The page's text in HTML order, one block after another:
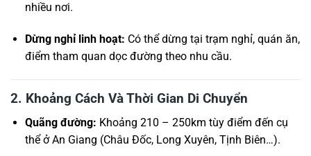
nhiều nơi.
Dừng nghỉ linh hoạt: Có thể dừng tại trạm nghỉ, quán ăn,
điểm tham quan dọc đường theo nhu cầu.
2. Khoảng Cách Và Thời Gian Di Chuyển
Quãng đường: Khoảng 210 – 250km tùy điểm đến cụ
thể ở An Giang (Châu Đốc, Long Xuyên, Tịnh Biên…).